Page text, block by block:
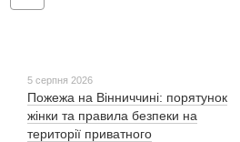
5 серпня 2026
Пожежа на Вінниччині: порятунок
жінки та правила безпеки на
території приватного